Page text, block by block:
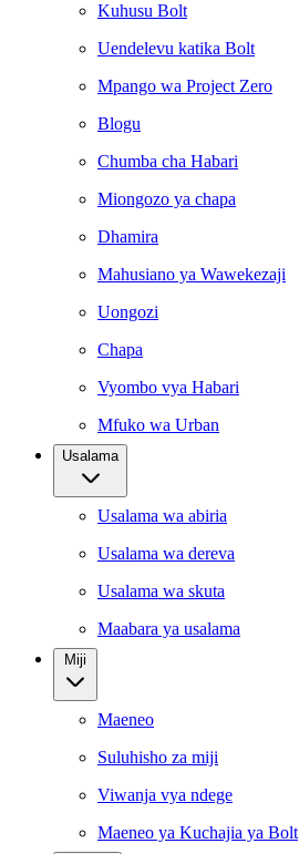
Kuhusu Bolt
Uendelevu katika Bolt
Mpango wa Project Zero
Blogu
Chumba cha Habari
Miongozo ya chapa
Dhamira
Mahusiano ya Wawekezaji
Uongozi
Chapa
Vyombo vya Habari
Mfuko wa Urban
Usalama
Usalama wa abiria
Usalama wa dereva
Usalama wa skuta
Maabara ya usalama
Miji
Maeneo
Suluhisho za miji
Viwanja vya ndege
Maeneo ya Kuchajia ya Bolt